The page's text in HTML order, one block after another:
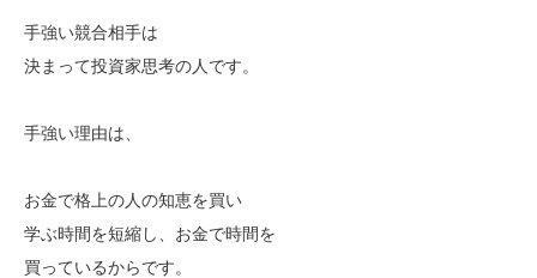
手強い競合相手は
決まって投資家思考の人です。
手強い理由は、
お金で格上の人の知恵を買い
学ぶ時間を短縮し、お金で時間を
買っているからです。